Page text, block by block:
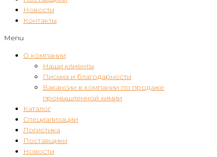
Новости
Контакты
Menu
О компании
Наши клиенты
Письма и благодарности
Вакансии в компании по продаже
промышленной химии
Каталог
Специализации
Логистика
Поставщики
Новости